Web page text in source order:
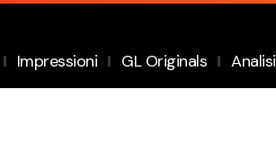
Impressioni GL Originals Analisi